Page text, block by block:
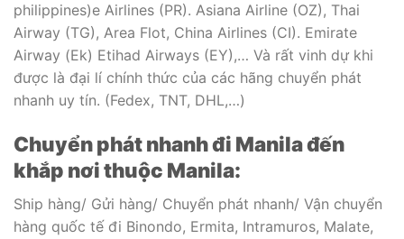
philippines)e Airlines (PR). Asiana Airline (OZ), Thai
Airway (TG), Area Flot, China Airlines (CI). Emirate
Airway (Ek) Etihad Airways (EY),… Và rất vinh dự khi
được là đại lí chính thức của các hãng chuyển phát
nhanh uy tín. (Fedex, TNT, DHL,…)
Chuyển phát nhanh đi Manilađến
khắp nơi thuộc Manila:
Ship hàng/ Gửi hàng/ Chuyển phát nhanh/ Vận chuyển
hàng quốc tế đi Binondo, Ermita, Intramuros, Malate,